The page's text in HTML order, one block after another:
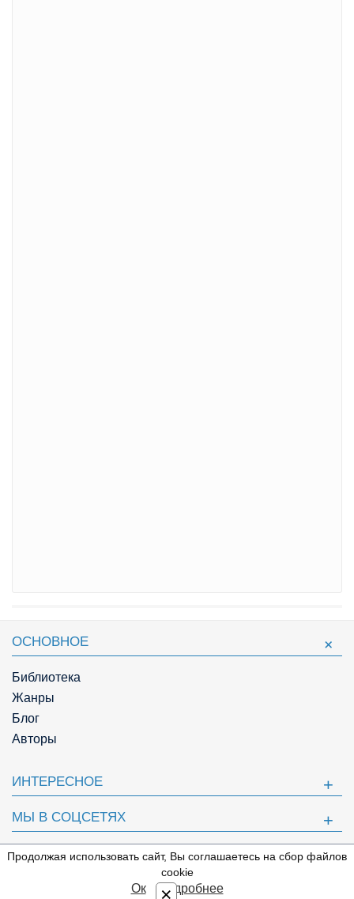
⇩
ОСНОВНОЕ
Библиотека
Жанры
Блог
Авторы
ИНТЕРЕСНОЕ
МЫ В СОЦСЕТЯХ
ПОЛЕЗНОЕ
Продолжая использовать сайт, Вы соглашаетесь на сбор файлов
cookie
Ок Подробнее
×